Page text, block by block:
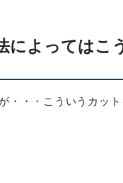
によってはこ
・・・こういうカット